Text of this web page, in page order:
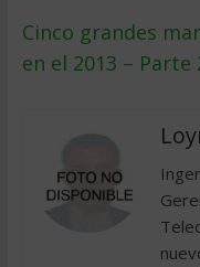
Cinco grandes
en el 2013 – Parte